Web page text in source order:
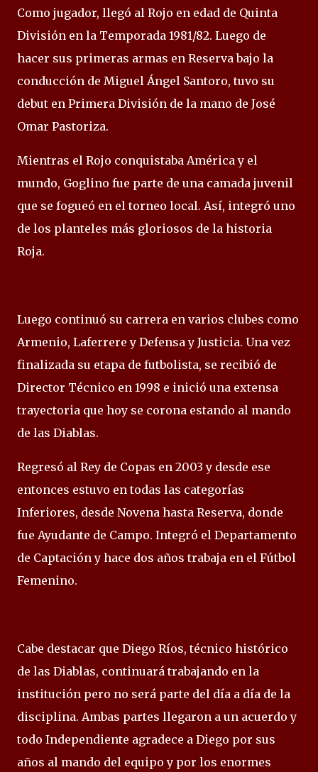
Como jugador, llegó al Rojo en edad de Quinta
División en la Temporada 1981/82. Luego de
hacer sus primeras armas en Reserva bajo la
conducción de Miguel Ángel Santoro, tuvo su
debut en Primera División de la mano de José
Omar Pastoriza.
Mientras el Rojo conquistaba América y el
mundo, Goglino fue parte de una camada juvenil
que se fogueó en el torneo local. Así, integró uno
de los planteles más gloriosos de la historia
Roja.
Luego continuó su carrera en varios clubes como
Armenio, Laferrere y Defensa y Justicia. Una vez
finalizada su etapa de futbolista, se recibió de
Director Técnico en 1998 e inició una extensa
trayectoria que hoy se corona estando al mando
de las Diablas.
Regresó al Rey de Copas en 2003 y desde ese
entonces estuvo en todas las categorías
Inferiores, desde Novena hasta Reserva, donde
fue Ayudante de Campo. Integró el Departamento
de Captación y hace dos años trabaja en el Fútbol
Femenino.
Cabe destacar que Diego Ríos, técnico histórico
de las Diablas, continuará trabajando en la
institución pero no será parte del día a día de la
disciplina. Ambas partes llegaron a un acuerdo y
todo Independiente agradece a Diego por sus
años al mando del equipo y por los enormes